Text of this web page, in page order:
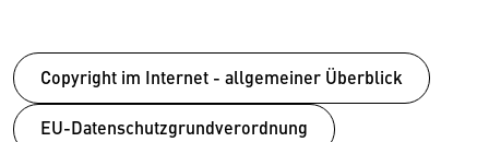
Copyright im Internet - allgemeiner Überblick
EU-Datenschutzgrundverordnung